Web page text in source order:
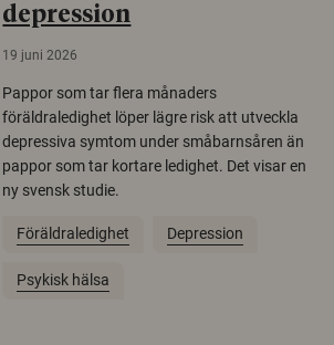
depression
19 juni 2026
Pappor som tar flera månaders
föräldraledighet löper lägre risk att utveckla
depressiva symtom under småbarnsåren än
pappor som tar kortare ledighet. Det visar en
ny svensk studie.
Föräldraledighet Depression
Psykisk hälsa